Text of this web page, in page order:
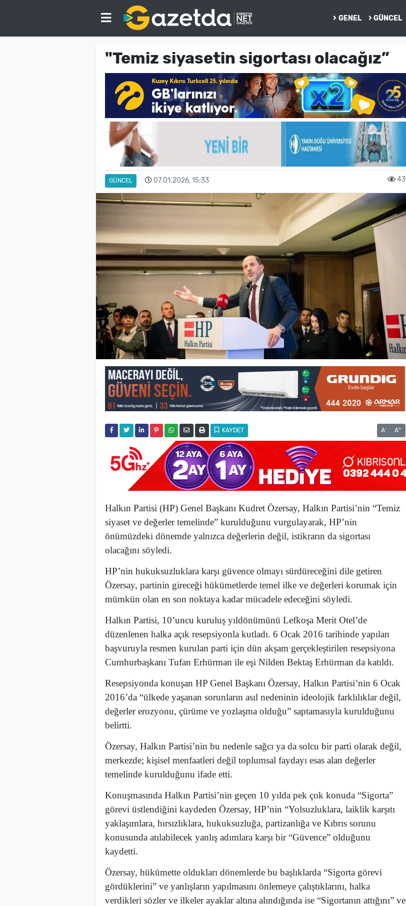
GENEL GÜNCEL
"Temiz siyasetin sigortası olacağız”
GÜNCEL 07.01.2026, 15:33 43
KAYDET A- A+
Halkın Partisi (HP) Genel Başkanı Kudret Özersay, Halkın Partisi’nin “Temiz
siyaset ve değerler temelinde” kurulduğunu vurgulayarak, HP’nin
önümüzdeki dönemde yalnızca değerlerin değil, istikrarın da sigortası
olacağını söyledi.
HP’nin hukuksuzluklara karşı güvence olmayı sürdüreceğini dile getiren
Özersay, partinin gireceği hükümetlerde temel ilke ve değerleri korumak için
mümkün olan en son noktaya kadar mücadele edeceğini söyledi.
Halkın Partisi, 10’uncu kuruluş yıldönümünü Lefkoşa Merit Otel’de
düzenlenen halka açık resepsiyonla kutladı. 6 Ocak 2016 tarihinde yapılan
başvuruyla resmen kurulan parti için dün akşam gerçekleştirilen resepsiyona
Cumhurbaşkanı Tufan Erhürman ile eşi Nilden Bektaş Erhürman da katıldı.
Resepsiyonda konuşan HP Genel Başkanı Özersay, Halkın Partisi’nin 6 Ocak
2016’da “ülkede yaşanan sorunların asıl nedeninin ideolojik farklılıklar değil,
değerler erozyonu, çürüme ve yozlaşma olduğu” saptamasıyla kurulduğunu
belirtti.
Özersay, Halkın Partisi’nin bu nedenle sağcı ya da solcu bir parti olarak değil,
merkezde; kişisel menfaatleri değil toplumsal faydayı esas alan değerler
temelinde kurulduğunu ifade etti.
Konuşmasında Halkın Partisi’nin geçen 10 yılda pek çok konuda “Sigorta”
görevi üstlendiğini kaydeden Özersay, HP’nin “Yolsuzluklara, laiklik karşıtı
yaklaşımlara, hırsızlıklara, hukuksuzluğa, partizanlığa ve Kıbrıs sorunu
konusunda atılabilecek yanlış adımlara karşı bir “Güvence” olduğunu
kaydetti.
Özersay, hükümette oldukları dönemlerde bu başlıklarda “Sigorta görevi
gördüklerini” ve yanlışların yapılmasını önlemeye çalıştıklarını, halka
verdikleri sözler ve ilkeler ayaklar altına alındığında ise “Sigortanın attığını” ve